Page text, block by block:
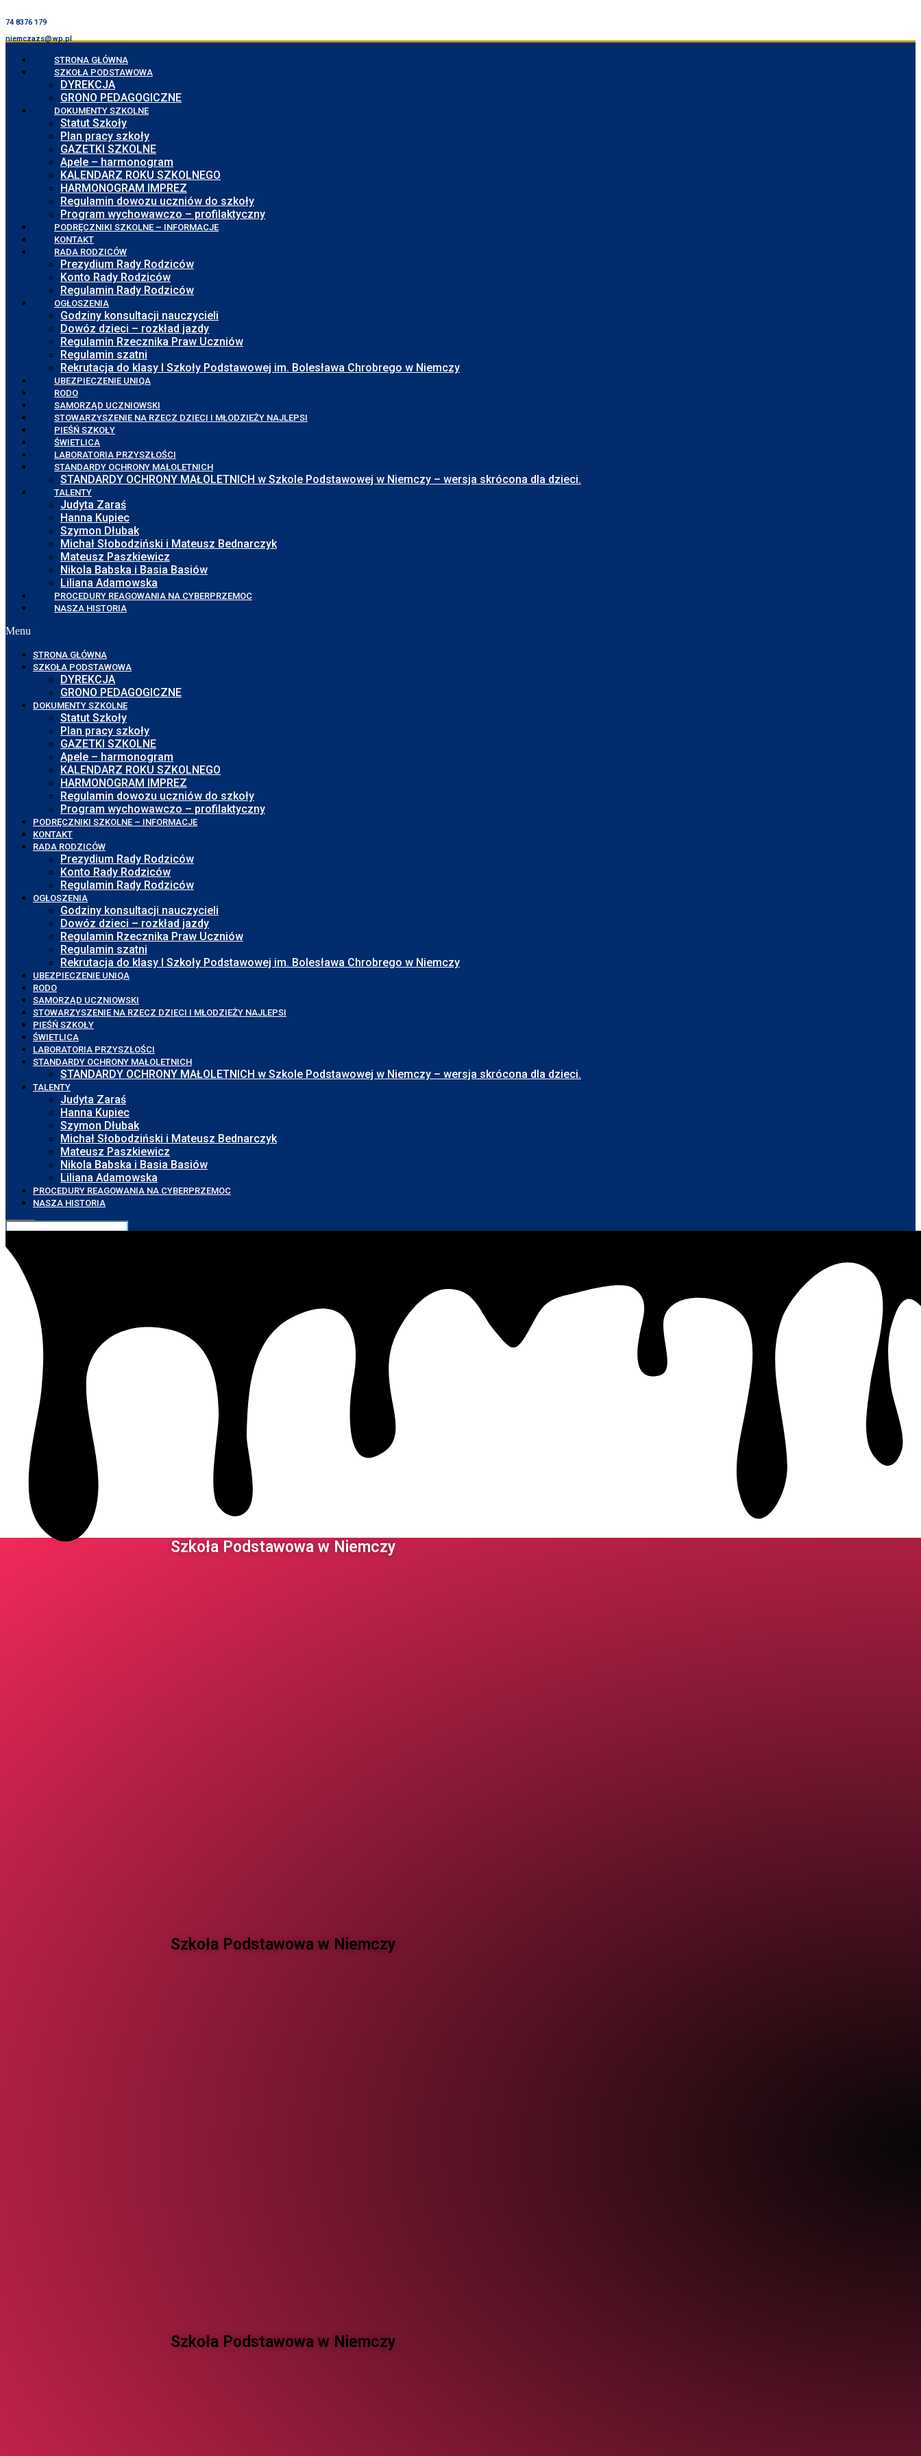
74 8376 179
niemczazs@wp.pl
STRONA GŁÓWNA
SZKOŁA PODSTAWOWA
DYREKCJA
GRONO PEDAGOGICZNE
DOKUMENTY SZKOLNE
Statut Szkoły
Plan pracy szkoły
GAZETKI SZKOLNE
Apele – harmonogram
KALENDARZ ROKU SZKOLNEGO
HARMONOGRAM IMPREZ
Regulamin dowozu uczniów do szkoły
Program wychowawczo – profilaktyczny
PODRĘCZNIKI SZKOLNE – INFORMACJE
KONTAKT
RADA RODZICÓW
Prezydium Rady Rodziców
Konto Rady Rodziców
Regulamin Rady Rodziców
OGŁOSZENIA
Godziny konsultacji nauczycieli
Dowóz dzieci – rozkład jazdy
Regulamin Rzecznika Praw Uczniów
Regulamin szatni
Rekrutacja do klasy I Szkoły Podstawowej im. Bolesława Chrobrego w Niemczy
UBEZPIECZENIE UNIQA
RODO
SAMORZĄD UCZNIOWSKI
STOWARZYSZENIE NA RZECZ DZIECI I MŁODZIEŻY NAJLEPSI
PIEŚŃ SZKOŁY
ŚWIETLICA
LABORATORIA PRZYSZŁOŚCI
STANDARDY OCHRONY MAŁOLETNICH
STANDARDY OCHRONY MAŁOLETNICH w Szkole Podstawowej w Niemczy – wersja skrócona dla dzieci.
TALENTY
Judyta Zaraś
Hanna Kupiec
Szymon Dłubak
Michał Słobodziński i Mateusz Bednarczyk
Mateusz Paszkiewicz
Nikola Babska i Basia Basiów
Liliana Adamowska
PROCEDURY REAGOWANIA NA CYBERPRZEMOC
NASZA HISTORIA
Menu
STRONA GŁÓWNA
SZKOŁA PODSTAWOWA
DYREKCJA
GRONO PEDAGOGICZNE
DOKUMENTY SZKOLNE
Statut Szkoły
Plan pracy szkoły
GAZETKI SZKOLNE
Apele – harmonogram
KALENDARZ ROKU SZKOLNEGO
HARMONOGRAM IMPREZ
Regulamin dowozu uczniów do szkoły
Program wychowawczo – profilaktyczny
PODRĘCZNIKI SZKOLNE – INFORMACJE
KONTAKT
RADA RODZICÓW
Prezydium Rady Rodziców
Konto Rady Rodziców
Regulamin Rady Rodziców
OGŁOSZENIA
Godziny konsultacji nauczycieli
Dowóz dzieci – rozkład jazdy
Regulamin Rzecznika Praw Uczniów
Regulamin szatni
Rekrutacja do klasy I Szkoły Podstawowej im. Bolesława Chrobrego w Niemczy
UBEZPIECZENIE UNIQA
RODO
SAMORZĄD UCZNIOWSKI
STOWARZYSZENIE NA RZECZ DZIECI I MŁODZIEŻY NAJLEPSI
PIEŚŃ SZKOŁY
ŚWIETLICA
LABORATORIA PRZYSZŁOŚCI
STANDARDY OCHRONY MAŁOLETNICH
STANDARDY OCHRONY MAŁOLETNICH w Szkole Podstawowej w Niemczy – wersja skrócona dla dzieci.
TALENTY
Judyta Zaraś
Hanna Kupiec
Szymon Dłubak
Michał Słobodziński i Mateusz Bednarczyk
Mateusz Paszkiewicz
Nikola Babska i Basia Basiów
Liliana Adamowska
PROCEDURY REAGOWANIA NA CYBERPRZEMOC
NASZA HISTORIA
Szkoła Podstawowa w Niemczy ​
Szkoła Podstawowa w Niemczy ​
Szkoła Podstawowa w Niemczy ​